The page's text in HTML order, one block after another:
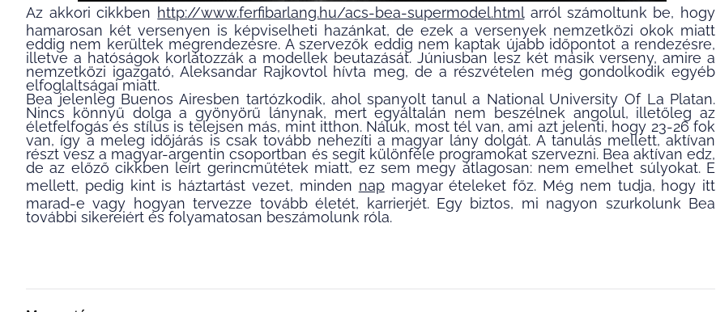
Az akkori cikkben http://www.ferfibarlang.hu/acs-bea-supermodel.htmlarról számoltunk be, hogy
hamarosan két versenyen is képviselheti hazánkat, de ezek a versenyek nemzetközi okok miatt
eddig nem kerültek megrendezésre. A szervezők eddig nem kaptak újabb időpontot a rendezésre,
illetve a hatóságok korlátozzák a modellek beutazását. Júniusban lesz két másik verseny, amire a
nemzetközi igazgató, Aleksandar Rajkovtol hívta meg, de a részvételen még gondolkodik egyéb
elfoglaltságai miatt.
Bea jelenleg Buenos Airesben tartózkodik, ahol spanyolt tanul a National University Of La Platan.
Nincs könnyű dolga a gyönyörű lánynak, mert egyáltalán nem beszélnek angolul, illetőleg az
életfelfogás és stílus is telejsen más, mint itthon. Náluk, most tél van, ami azt jelenti, hogy 23-26 fok
van, így a meleg időjárás is csak tovább nehezíti a magyar lány dolgát. A tanulás mellett, aktívan
részt vesz a magyar-argentin csoportban és segít különféle programokat szervezni. Bea aktívan edz,
de az előző cikkben leírt gerincműtétek miatt, ez sem megy átlagosan: nem emelhet súlyokat. E
mellett, pedig kint is háztartást vezet, minden napmagyar ételeket főz. Még nem tudja, hogy itt
marad-e vagy hogyan tervezze tovább életét, karrierjét. Egy biztos, mi nagyon szurkolunk Bea
további sikereiért és folyamatosan beszámolunk róla.